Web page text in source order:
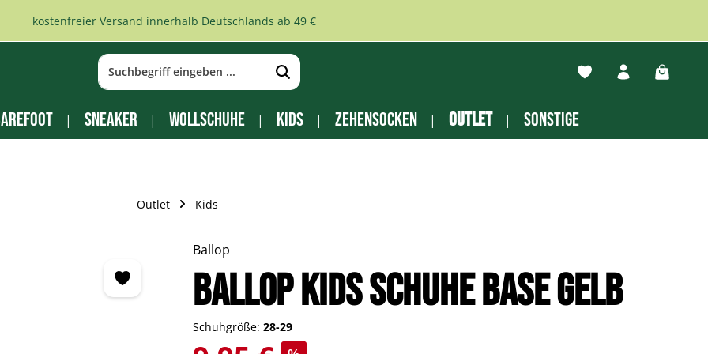
kostenfreier Versand innerhalb Deutschlands ab 49 €
Du hast 0 Produkte
Sneaker Wollschuhe Kids Zehensocken Outlet Sonstige
Outlet Kids
Ballop
BALLOP Kids Schuhe Base gelb
Schuhgröße: 28-29
Verkaufspreis: